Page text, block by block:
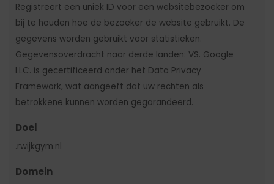
Registreert een uniek ID voor een websitebezoeker om
bij te houden hoe de bezoeker de website gebruikt. De
gegevens worden gebruikt voor statistieken.
Gegevensoverdracht naar derde landen: VS. Google
LLC. is gecertificeerd onder het Data Privacy
Framework, wat aangeeft dat uw rechten als
betrokkene kunnen worden gegarandeerd.
Doel
.rwijkgym.nl
Domein